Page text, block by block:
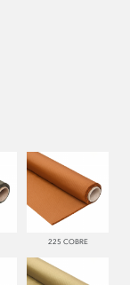
225 COBRE